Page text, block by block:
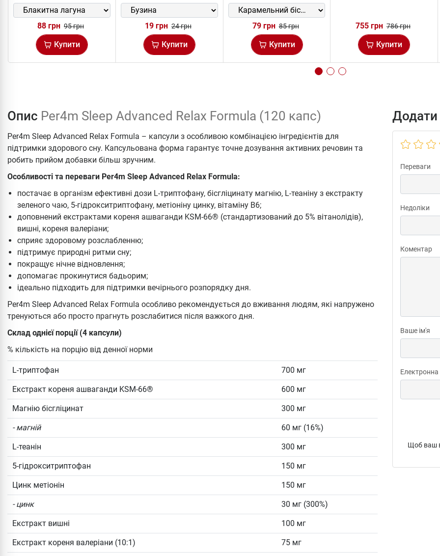
88 грн 95 грн
Купити
19 грн 24 грн
Купити
79 грн 85 грн
Купити
755 грн 786 грн
Купити
Опис Per4m Sleep Advanced Relax Formula (120 капс)
Per4m Sleep Advanced Relax Formula – капсули з особливою комбінацією інгредієнтів для
підтримки здорового сну. Капсульована форма гарантує точне дозування активних речовин та
робить прийом добавки більш зручним.
Особливості та переваги Per4m Sleep Advanced Relax Formula:
постачає в організм ефективні дози L-триптофану, бісгліцинату магнію, L-теаніну з екстракту
зеленого чаю, 5-гідрокситриптофану, метіоніну цинку, вітаміну В6;
доповнений екстрактами кореня ашваганди KSM-66® (стандартизований до 5% вітанолідів),
вишні, кореня валеріани;
сприяє здоровому розслабленню;
підтримує природні ритми сну;
покращує нічне відновлення;
допомагає прокинутися бадьорим;
ідеально підходить для підтримки вечірнього розпорядку дня.
Per4m Sleep Advanced Relax Formula особливо рекомендується до вживання людям, які напружено
тренуються або просто прагнуть розслабитися після важкого дня.
Склад однієї порції (4 капсули)
% кількість на порцію від денної норми
L-триптофан 700 мг
Екстракт кореня ашваганди KSM-66® 600 мг
Магнію бісгліцинат 300 мг
- магній 60 мг (16%)
L-теанін 300 мг
5-гідрокситриптофан 150 мг
Цинк метіонін 150 мг
- цинк 30 мг (300%)
Екстракт вишні 100 мг
Екстракт кореня валеріани (10:1) 75 мг
Додати
Переваги
Недоліки
Коментар
Ваше ім'я
Щоб ваш